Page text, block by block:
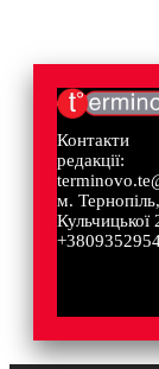
Контакти
редакції:
м. Тернопіль,
Кульчицької